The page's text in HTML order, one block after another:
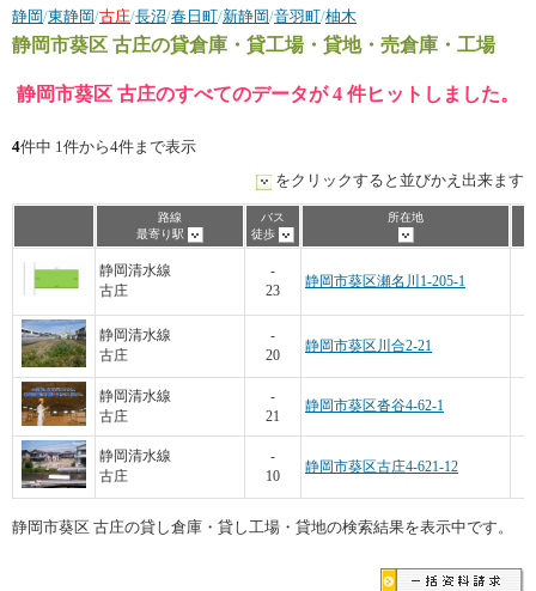
静岡/東静岡/古庄/長沼/春日町/新静岡/音羽町/柚木
静岡市葵区 古庄の貸倉庫・貸工場・貸地・売倉庫・工場
静岡市葵区 古庄のすべてのデータが 4 件ヒットしました。
4件中 1件から4件まで表示
をクリックすると並びかえ出来ます
路線
最寄り駅
バス
徒歩
所在地
静岡清水線
古庄
-
23
静岡市葵区瀬名川1-205-1
静岡清水線
古庄
-
20
静岡市葵区川合2-21
静岡清水線
古庄
-
21
静岡市葵区沓谷4-62-1
静岡清水線
古庄
-
10
静岡市葵区古庄4-621-12
静岡市葵区 古庄の貸し倉庫・貸し工場・貸地の検索結果を表示中です。